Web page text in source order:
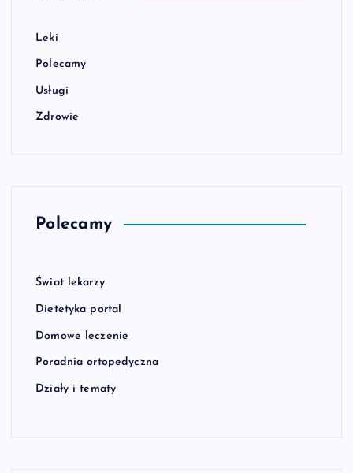
Leki
Polecamy
Usługi
Zdrowie
Polecamy
Świat lekarzy
Dietetyka portal
Domowe leczenie
Poradnia ortopedyczna
Działy i tematy